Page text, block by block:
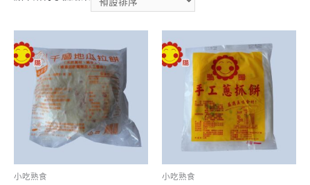
小吃熟食 小吃熟食